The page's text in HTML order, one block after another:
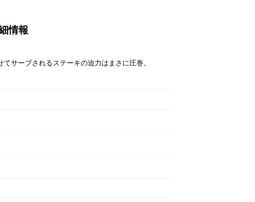
情報
サーブされるステーキの迫力はまさに圧巻。